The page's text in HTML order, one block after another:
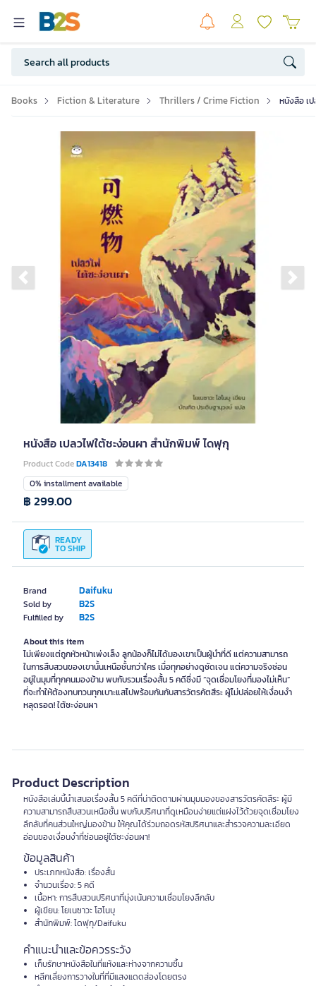
Books Fiction & Literature Thrillers / Crime Fiction หนังสือ เ
Previous slide
หนังสือ เปลวไฟใต้ชะง่อนผา สำนักพิมพ์ ไดฟุกุ
Product CodeDA13418
Brand Daifuku
Sold by B2S
Fulfilled by B2S
0% installment available
READY
TO SHIP
฿ 299.00
About this item
ไม่เพียงแต่ถูกหัวหน้าเพ่งเล็ง ลูกน้องก็ไม่ได้มองเขาเป็นผู้นำที่ดี แต่ความสามารถ
ในการสืบสวนของเขานั้นเหนือชั้นกว่าใคร เมื่อทุกอย่างดูชัดเจน แต่ความจริงซ่อน
อยู่ในมุมที่ทุกคนมองข้าม พบกับรวมเรื่องสั้น 5 คดีซึ่งมี “จุดเชื่อมโยงที่มองไม่เห็น”
ที่จะทำให้ต้องทบทวนทุกเบาะแสไปพร้อมกันกับสารวัตรคัตสึระ ผู้ไม่ปล่อยให้เงื่อนงำ
หลุดรอด! ใต้ชะง่อนผา
Product Description
หนังสือเล่มนี้นำเสนอเรื่องสั้น 5 คดีที่น่าติดตามผ่านมุมมองของสารวัตรคัตสึระ ผู้มี
ความสามารถสืบสวนเหนือชั้น พบกับปริศนาที่ดูเหมือนง่ายแต่แฝงไว้ด้วยจุดเชื่อมโยง
ลึกลับที่คนส่วนใหญ่มองข้าม ให้คุณได้ร่วมถอดรหัสปริศนาและสำรวจความละเอียด
อ่อนของเงื่อนงำที่ซ่อนอยู่ใต้ชะง่อนผา!
ข้อมูลสินค้า
ประเภทหนังสือ: เรื่องสั้น
จำนวนเรื่อง: 5 คดี
เนื้อหา: การสืบสวนปริศนาที่มุ่งเน้นความเชื่อมโยงลึกลับ
ผู้เขียน: โยเนซาวะ โฮโนบุ
สำนักพิมพ์: ไดฟุกุ/Daifuku
คำแนะนำและข้อควรระวัง
เก็บรักษาหนังสือในที่แห้งและห่างจากความชื้น
หลีกเลี่ยงการวางในที่ที่มีแสงแดดส่องโดยตรง